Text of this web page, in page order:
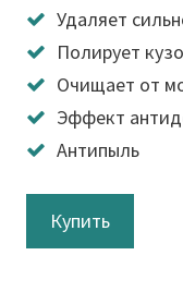
Удаляет
Полирует
Очищает от
Эффект
Антипыль
Купить